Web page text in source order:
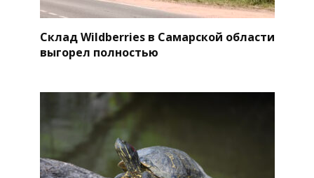
Склад Wildberries в Самарской области
выгорел полностью